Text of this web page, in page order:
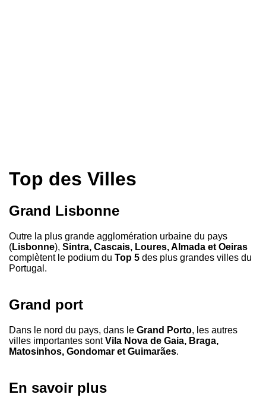
Top des Villes
Grand Lisbonne
Outre la plus grande agglomération urbaine du pays
(Lisbonne), Sintra, Cascais, Loures, Almada et Oeiras
complètent le podium du Top 5 des plus grandes villes du
Portugal.
Grand port
Dans le nord du pays, dans le Grand Porto, les autres
villes importantes sontVila Nova de Gaia, Braga,
Matosinhos, Gondomar et Guimarães.
En savoir plus